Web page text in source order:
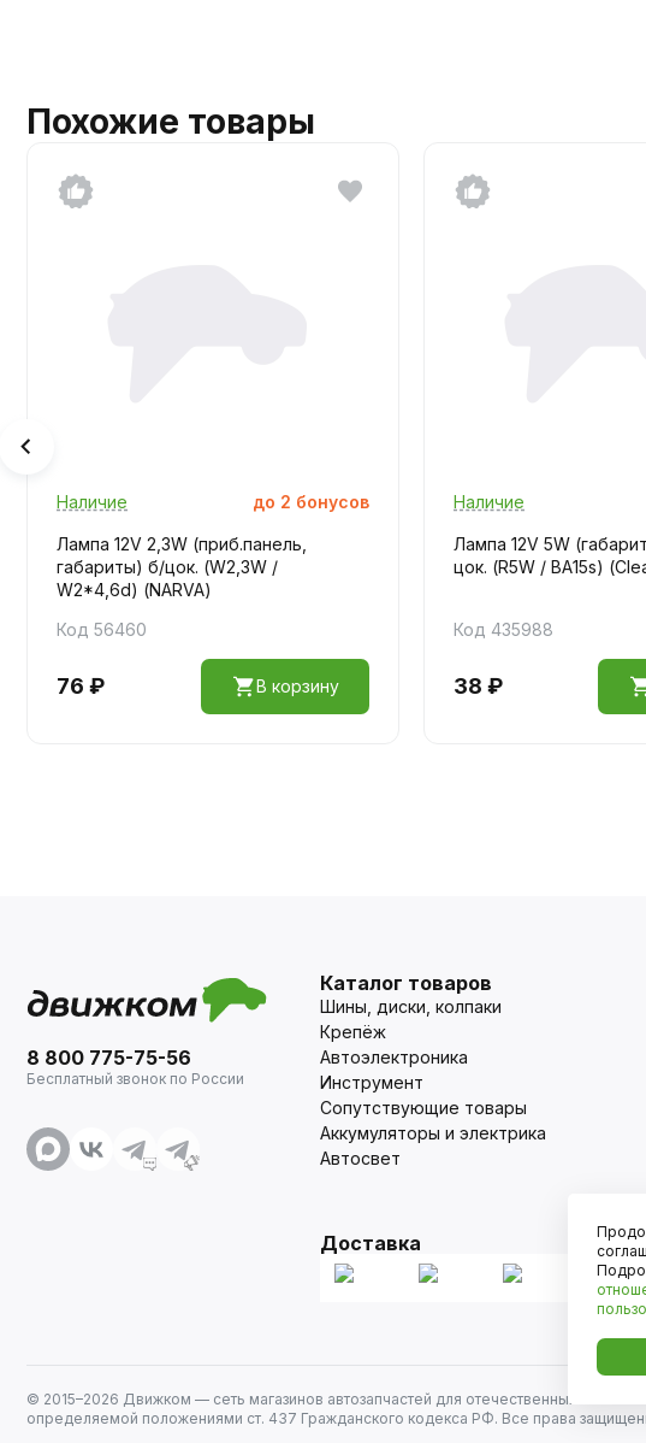
Похожие товары
Наличие до 2 бонусов
Лампа 12V 2,3W (приб.панель,
габариты) б/цок. (W2,3W /
W2*4,6d) (NARVA)
Код 56460
76 ₽ В корзину
Наличие
Лампа 12V 5W
цок. (R5W / BA15s)
Код 435988
38 ₽
8 800 775-75-56
Бесплатный звонок по России
Каталог товаров
Шины, диски, колпаки
Крепёж
Автоэлектроника
Инструмент
Сопутствующие товары
Аккумуляторы и электрика
Автосвет
Доставка
© 2015–2026 Движком — сеть магазинов автозапчастей для отечественных
определяемой положениями ст. 437 Гражданского кодекса РФ. Все права